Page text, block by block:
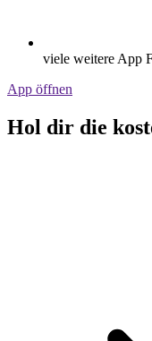
viele weitere App
App öffnen
Hol dir die